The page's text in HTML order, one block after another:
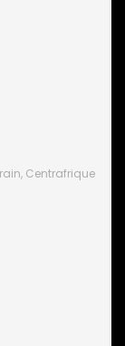
Centrafrique